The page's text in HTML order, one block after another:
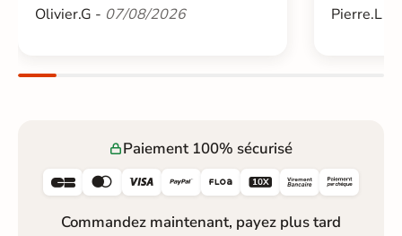
Olivier.G - 07/08/2026 Pierre.L -
Paiement 100% sécurisé
     
Commandez maintenant, payez plus tard